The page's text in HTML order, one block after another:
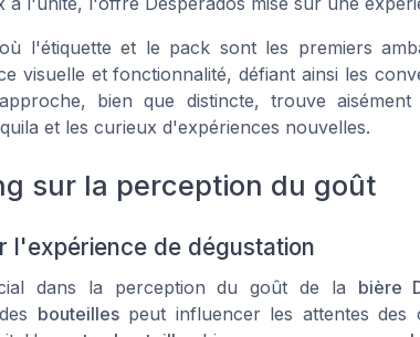
l'étiquette et le pack sont les premiers
visuelle et fonctionnalité, défiant ainsi les
bien que distincte, trouve
et les curieux d'expériences nouvelles.
sur la perception du goût
l'expérience de dégustation
dans la perception du goût de la bière
bouteillespeut influencer les attentes des